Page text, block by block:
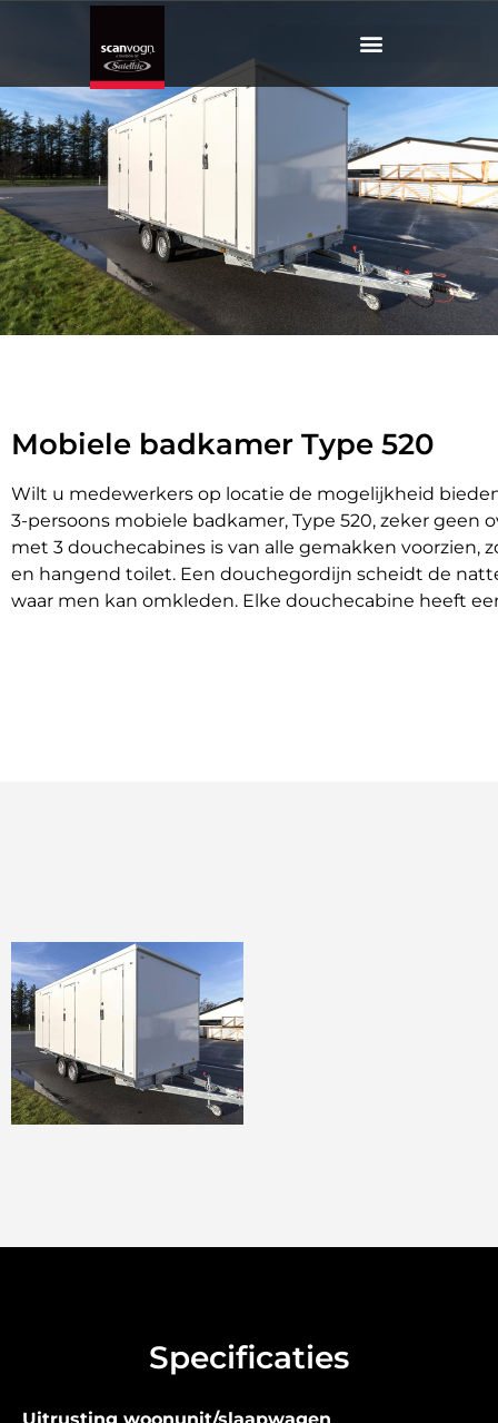
Mobiele badkamer Type 520
Wilt u medewerkers op locatie de mogelijkheid
3-persoons mobiele badkamer, Type 520, zeker geen
met 3 douchecabines is van alle gemakken voorzien,
en hangend toilet. Een douchegordijn scheidt de
waar men kan omkleden. Elke douchecabine heeft
Specificaties